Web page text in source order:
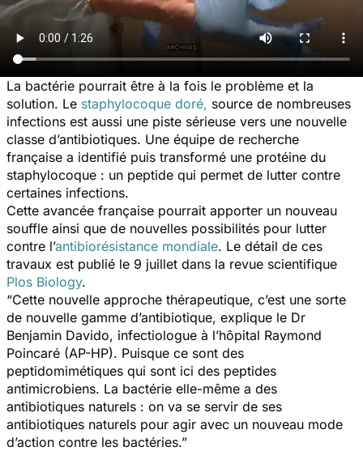
La bactérie pourrait être à la fois le problème et la
solution. Le staphylocoque doré, source de nombreuses
infections est aussi une piste sérieuse vers une nouvelle
classe d’antibiotiques. Une équipe de recherche
française a identifié puis transformé une protéine du
staphylocoque : un peptide qui permet de lutter contre
certaines infections.
Cette avancée française pourrait apporter un nouveau
souffle ainsi que de nouvelles possibilités pour lutter
contre l’antibiorésistance mondiale. Le détail de ces
travaux est publié le 9 juillet dans la revue scientifique
Plos Biology.
“Cette nouvelle approche thérapeutique, c’est une sorte
de nouvelle gamme d’antibiotique, explique le Dr
Benjamin Davido, infectiologue à l’hôpital Raymond
Poincaré (AP-HP). Puisque ce sont des
peptidomimétiques qui sont ici des peptides
antimicrobiens. La bactérie elle-même a des
antibiotiques naturels : on va se servir de ses
antibiotiques naturels pour agir avec un nouveau mode
d’action contre les bactéries.”